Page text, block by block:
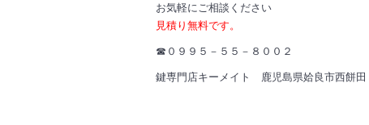
お気軽にご相談ください
見積り無料です。
☎０９９５－５５－８００２
鍵専門店キーメイト 鹿児島県姶良市西餅田